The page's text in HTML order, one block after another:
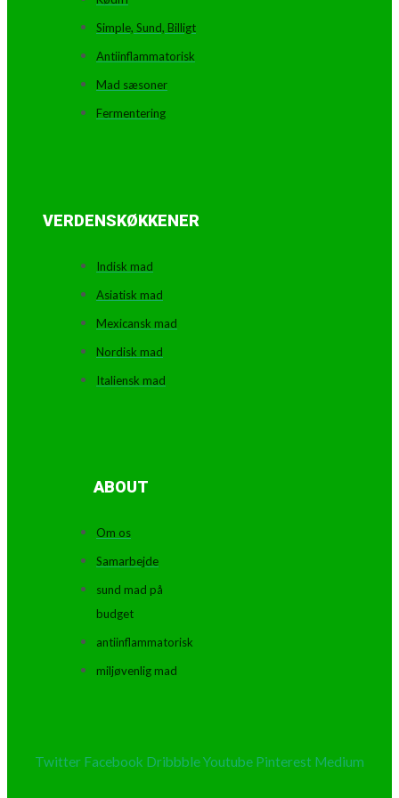
Simple, Sund, Billigt
Antiinflammatorisk
Mad sæsoner
Fermentering
VERDENSKØKKENER
Indisk mad
Asiatisk mad
Mexicansk mad
Nordisk mad
Italiensk mad
ABOUT
Om os
Samarbejde
sund mad på
budget
antiinflammatorisk
miljøvenlig mad
Twitter Facebook DribbbleYoutube Pinterest Medium